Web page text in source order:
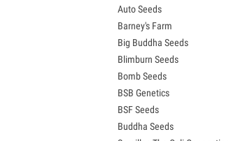
Semillas de Sour Diesel
Semillas de Jack Herer
Semillas de Girl Scout Cookies
Semillas de Wedding Cake
Semillas de Zkittlez
Semillas de Pineapple Express
Semillas de Chemdawg
Semillas de Hindu Kush
Auto Seeds
Barney's Farm
Big Buddha Seeds
Blimburn Seeds
Bomb Seeds
BSB Genetics
BSF Seeds
Buddha Seeds